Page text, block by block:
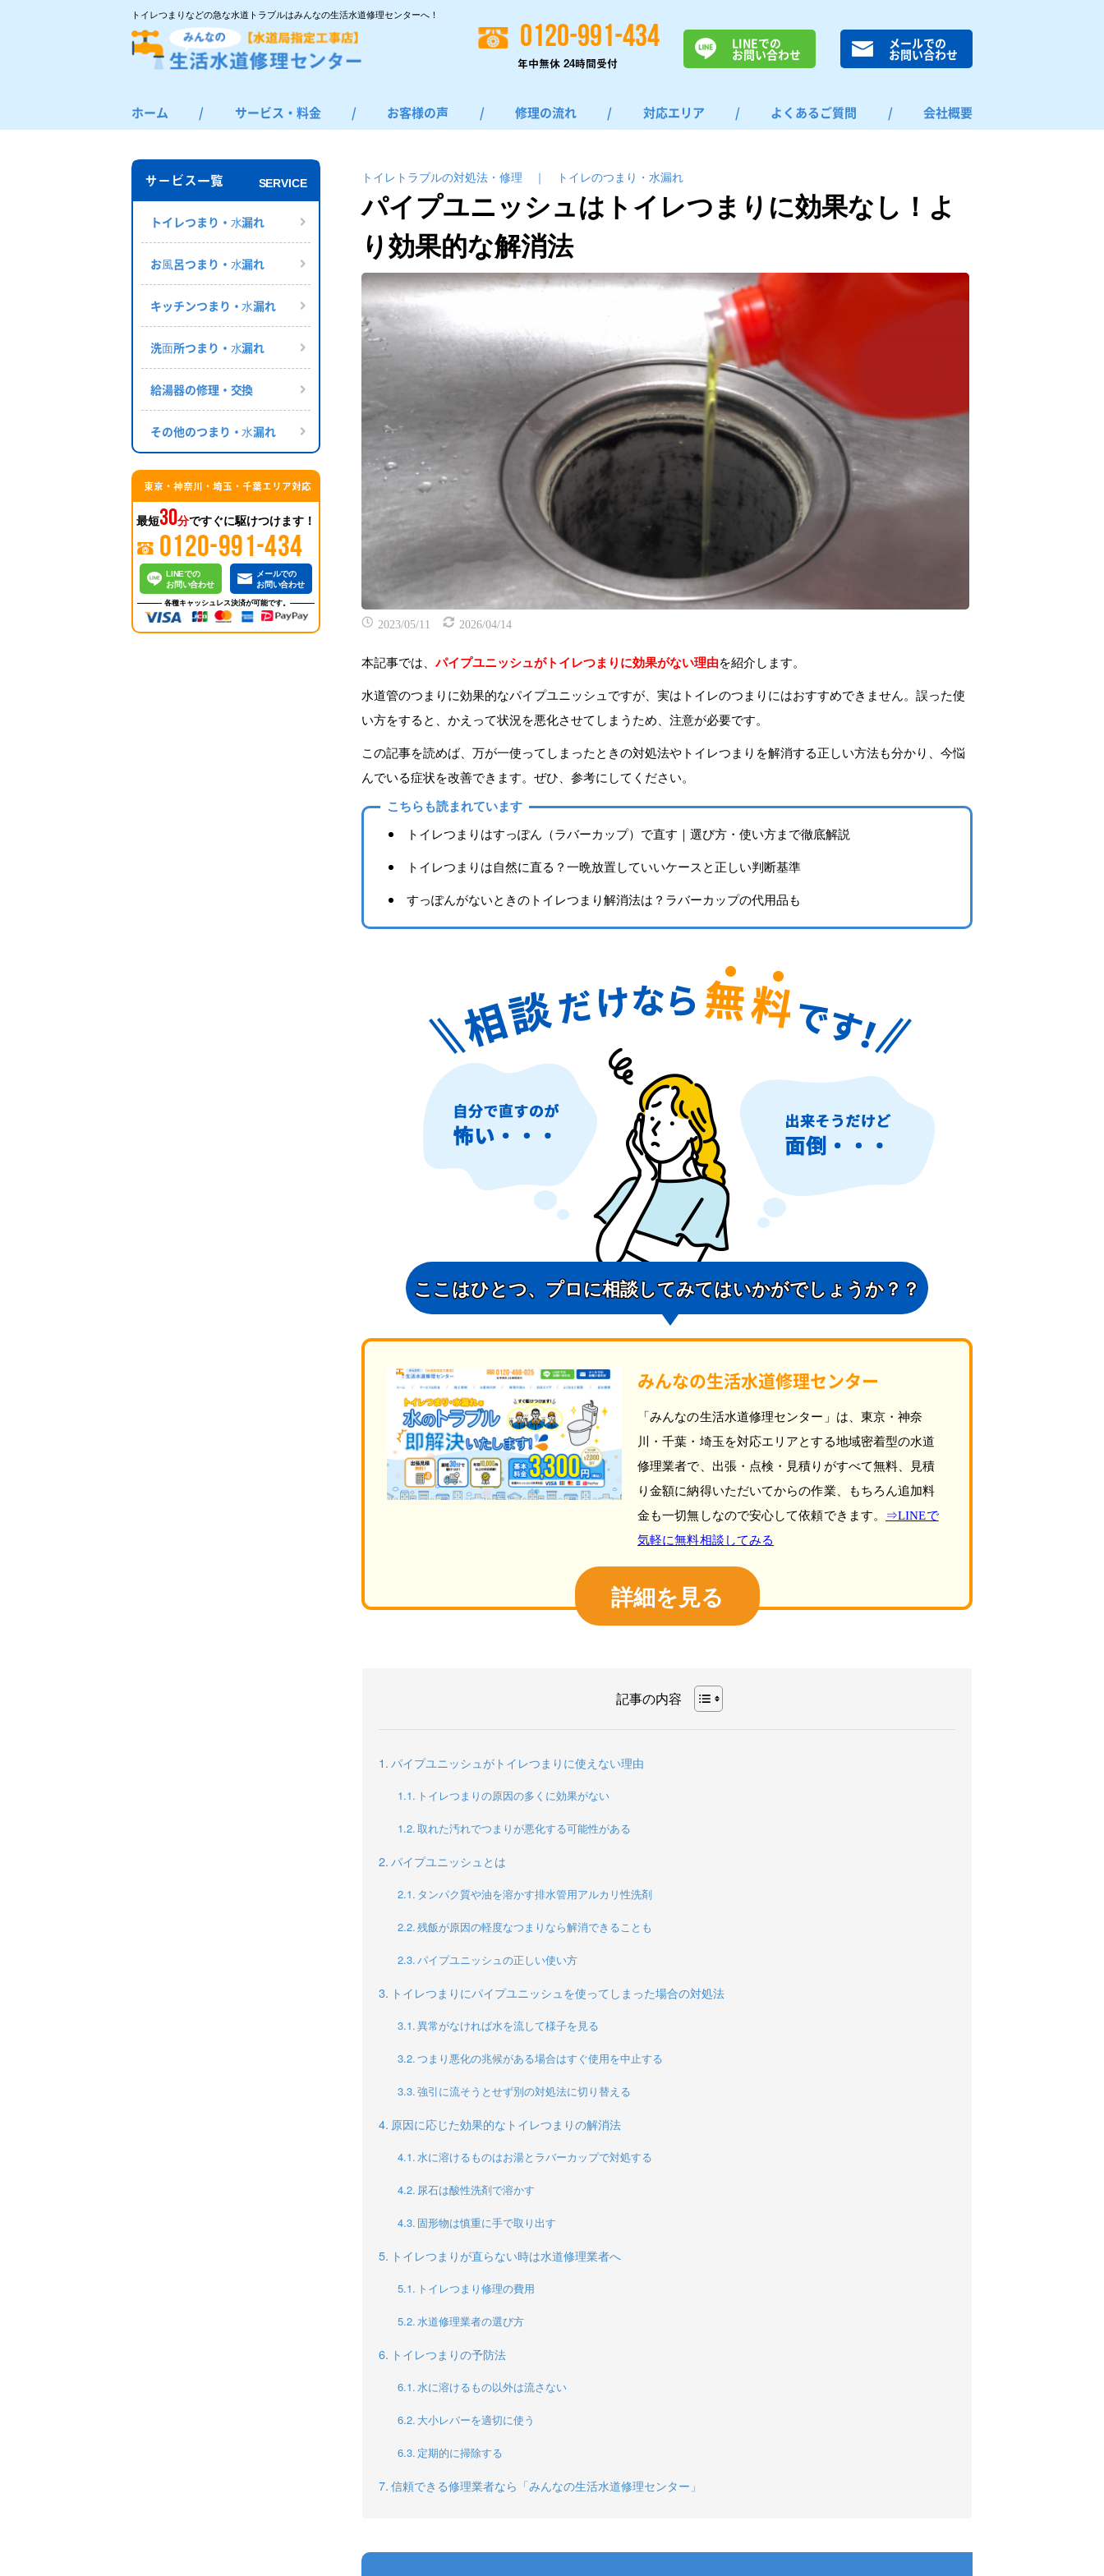
トイレつまりなどの急な水道トラブルはみんなの生活水道修理センターへ！
0120-991-434
年中無休 24時間受付
LINEでの
お問い合わせ
メールでの
お問い合わせ
ホーム / サービス・料金
トイレつまり・水漏れ
お風呂つまり・水漏れ
キッチンつまり・水漏れ
洗面所つまり・水漏れ
給湯器の修理・交換
その他のつまり・水漏れ
/ お客様の声 / 修理の流れ / 対応エリア / よくあるご質問 / 会社概要
サービス一覧 SERVICE
トイレつまり・⽔漏れ
お⾵呂つまり・⽔漏れ
キッチンつまり・⽔漏れ
洗⾯所つまり・⽔漏れ
給湯器の修理・交換
その他のつまり・⽔漏れ
東京・神奈川・埼玉・千葉エリア対応
最短30分ですぐに駆けつけます！
0120-991-434
LINEでの
お問い合わせ
メールでの
お問い合わせ
各種キャッシュレス決済が可能です。
トイレトラブルの対処法・修理 ｜ トイレのつまり・⽔漏れ
パイプユニッシュはトイレつまりに効果なし！よ
り効果的な解消法
2023/05/11 2026/04/14
本記事では、パイプユニッシュがトイレつまりに効果がない理由を紹介します。
水道管のつまりに効果的なパイプユニッシュですが、実はトイレのつまりにはおすすめできません。誤った使
い方をすると、かえって状況を悪化させてしまうため、注意が必要です。
この記事を読めば、万が一使ってしまったときの対処法やトイレつまりを解消する正しい方法も分かり、今悩
んでいる症状を改善できます。ぜひ、参考にしてください。
こちらも読まれています
トイレつまりはすっぽん（ラバーカップ）で直す｜選び方・使い方まで徹底解説
トイレつまりは自然に直る？一晩放置していいケースと正しい判断基準
すっぽんがないときのトイレつまり解消法は？ラバーカップの代用品も
ここはひとつ、 プロに相談してみてはいかがでしょうか？？
みんなの生活水道修理センター
「みんなの生活水道修理センター」は、東京・神奈
川・千葉・埼玉を対応エリアとする地域密着型の水道
修理業者で、出張・点検・見積りがすべて無料、見積
り金額に納得いただいてからの作業、もちろん追加料
金も一切無しなので安心して依頼できます。
⇒LINEで
気軽に無料相談してみる
詳細を見る
記事の内容
パイプユニッシュがトイレつまりに使えない理由
トイレつまりの原因の多くに効果がない
取れた汚れでつまりが悪化する可能性がある
パイプユニッシュとは
タンパク質や油を溶かす排水管用アルカリ性洗剤
残飯が原因の軽度なつまりなら解消できることも
パイプユニッシュの正しい使い方
トイレつまりにパイプユニッシュを使ってしまった場合の対処法
異常がなければ水を流して様子を見る
つまり悪化の兆候がある場合はすぐ使用を中止する
強引に流そうとせず別の対処法に切り替える
原因に応じた効果的なトイレつまりの解消法
水に溶けるものはお湯とラバーカップで対処する
尿石は酸性洗剤で溶かす
固形物は慎重に手で取り出す
トイレつまりが直らない時は水道修理業者へ
トイレつまり修理の費用
水道修理業者の選び方
トイレつまりの予防法
水に溶けるもの以外は流さない
大小レバーを適切に使う
定期的に掃除する
信頼できる修理業者なら「みんなの生活水道修理センター」